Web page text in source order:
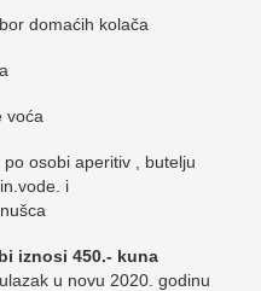
domaćih kolača
voća
osobi aperitiv , butelju
i
iznosi 450.- kuna
u novu 2020. godinu